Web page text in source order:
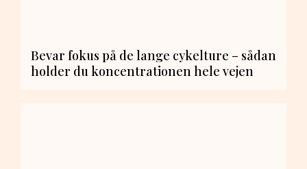
Bevar fokus på de lange cykelture – sådan
holder du koncentrationen hele vejen